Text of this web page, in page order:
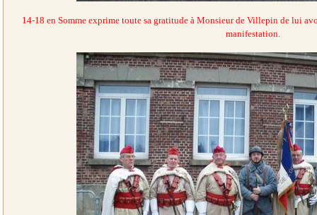
14-18 en Somme exprime toute sa gratitude à Monsieur de Villepin de lui
manifestation.